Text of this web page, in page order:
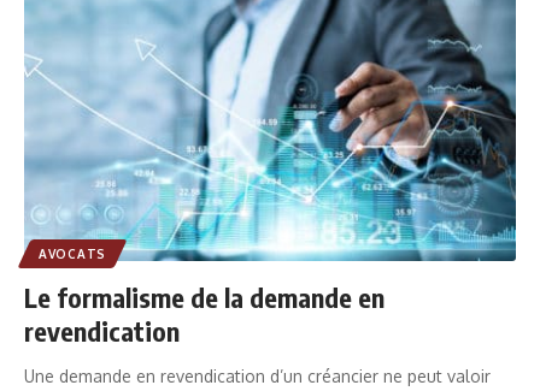
AVOCATS
Le formalisme de la demande en
revendication
Une demande en revendication d’un créancier ne peut valoir